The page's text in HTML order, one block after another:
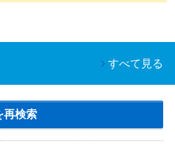
すべて見る
再検索